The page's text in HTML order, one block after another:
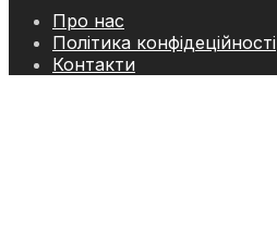
Про нас
Політика конфідеційності
Контакти